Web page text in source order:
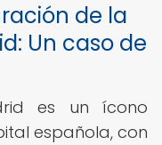
de la
Un caso de
es un ícono
española, con